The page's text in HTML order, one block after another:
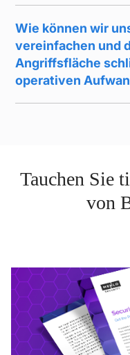
Wie können wir
vereinfachen und
Angriffsfläche
operativen
Tauchen Sie
von